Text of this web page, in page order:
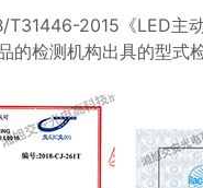
T31446-2015《LED主
的检测机构出具的型